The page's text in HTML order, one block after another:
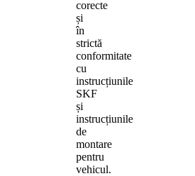
corecte
și
în
strictă
conformitate
cu
instrucțiunile
SKF
și
instrucțiunile
de
montare
pentru
vehicul.